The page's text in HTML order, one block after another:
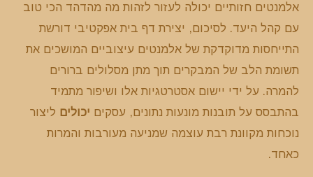
אלמנטים חזותיים יכולה לעזור לזהות מה מהדהד הכי טוב
עם קהל היעד. לסיכום, יצירת דף בית אפקטיבי דורשת
התייחסות מדוקדקת של אלמנטים עיצוביים המושכים את
תשומת הלב של המבקרים תוך מתן מסלולים ברורים
להמרה. על ידי יישום אסטרטגיות אלו ושיפור מתמיד
בהתבסס על תובנות מונעות נתונים, עסקים יכולים ליצור
נוכחות מקוונת רבת עוצמה שמניעה מעורבות והמרות
כאחד.